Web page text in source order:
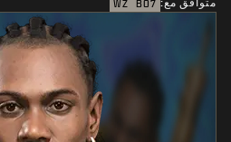
BO7
WZ